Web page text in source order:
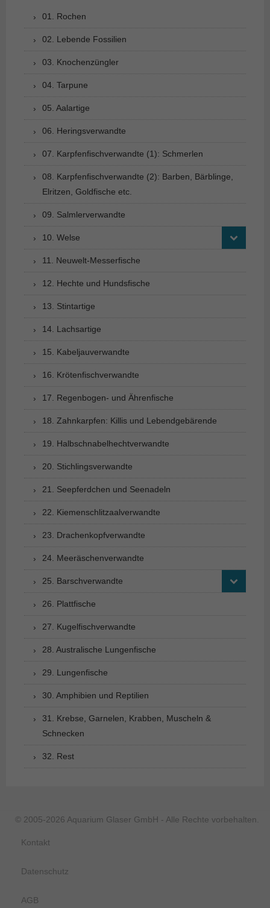
01. Rochen
02. Lebende Fossilien
03. Knochenzüngler
04. Tarpune
05. Aalartige
06. Heringsverwandte
07. Karpfenfischverwandte (1): Schmerlen
08. Karpfenfischverwandte (2): Barben, Bärblinge,
Elritzen, Goldfische etc.
09. Salmlerverwandte
10. Welse
11. Neuwelt-Messerfische
12. Hechte und Hundsfische
13. Stintartige
14. Lachsartige
15. Kabeljauverwandte
16. Krötenfischverwandte
17. Regenbogen- und Ährenfische
18. Zahnkarpfen: Killis und Lebendgebärende
19. Halbschnabelhechtverwandte
20. Stichlingsverwandte
21. Seepferdchen und Seenadeln
22. Kiemenschlitzaalverwandte
23. Drachenkopfverwandte
24. Meeräschenverwandte
25. Barschverwandte
26. Plattfische
27. Kugelfischverwandte
28. Australische Lungenfische
29. Lungenfische
30. Amphibien und Reptilien
31. Krebse, Garnelen, Krabben, Muscheln &
Schnecken
32. Rest
© 2005-2026 Aquarium Glaser GmbH - Alle Rechte vorbehalten.
Kontakt
Datenschutz
AGB